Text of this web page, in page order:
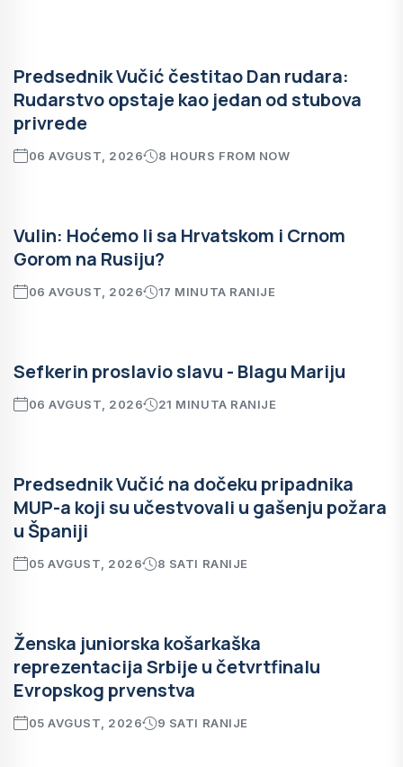
Predsednik Vučić čestitao Dan rudara:
Rudarstvo opstaje kao jedan od stubova
privrede
06 AVGUST, 2026 8 HOURS FROM NOW
Vulin: Hoćemo li sa Hrvatskom i Crnom
Gorom na Rusiju?
06 AVGUST, 2026 17 MINUTA RANIJE
Sefkerin proslavio slavu - Blagu Mariju
06 AVGUST, 2026 21 MINUTA RANIJE
Predsednik Vučić na dočeku pripadnika
MUP-a koji su učestvovali u gašenju požara
u Španiji
05 AVGUST, 2026 8 SATI RANIJE
Ženska juniorska košarkaška
reprezentacija Srbije u četvrtfinalu
Evropskog prvenstva
05 AVGUST, 2026 9 SATI RANIJE